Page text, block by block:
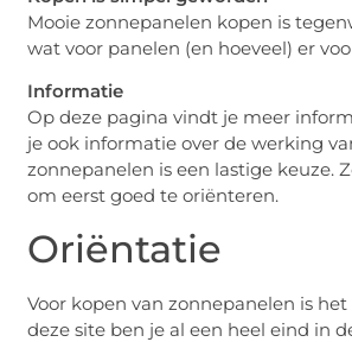
Mooie zonnepanelen kopen is
wat voor panelen (en hoeveel) er
Informatie
Op deze pagina vindt je meer
je ook informatie over de werking
zonnepanelen is een lastige keuze.
om eerst goed te oriënteren.
Oriëntatie
Voor kopen van zonnepanelen is
deze site ben je al een heel eind in